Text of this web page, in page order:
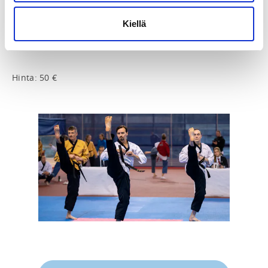
Kiellä
klo 10.00-12.00 treeni 1
klo 12.00-13.00 lounastauko
klo 14.45-16.30 treeni 3
Hinta: 50 €